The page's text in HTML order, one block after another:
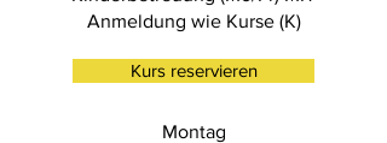
Anmeldung wie Kurse (K)
Kurs reservieren
Montag